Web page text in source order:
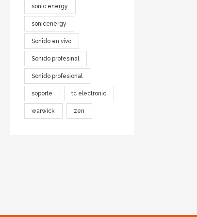
sonic energy
sonicenergy
Sonido en vivo
Sonido profesinal
Sonido profesional
soporte tc electronic
warwick zen